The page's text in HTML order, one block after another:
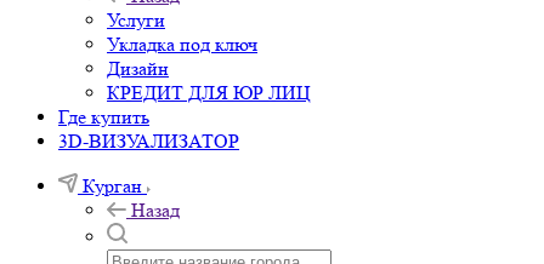
Услуги
Укладка под ключ
Дизайн
КРЕДИТ ДЛЯ ЮР ЛИЦ
Где купить
3D-ВИЗУАЛИЗАТОР
Курган
Назад